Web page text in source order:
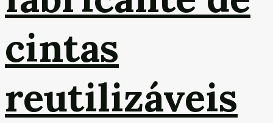
cintas
reutilizáveis